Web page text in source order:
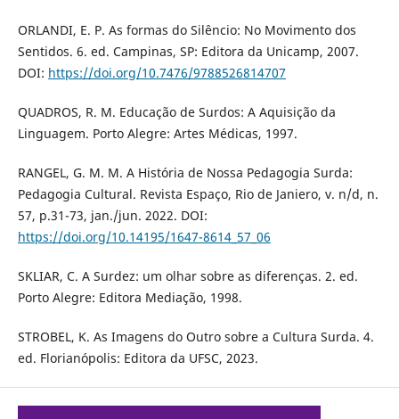
ORLANDI, E. P. As formas do Silêncio: No Movimento dos
Sentidos. 6. ed. Campinas, SP: Editora da Unicamp, 2007.
DOI: https://doi.org/10.7476/9788526814707
QUADROS, R. M. Educação de Surdos: A Aquisição da
Linguagem. Porto Alegre: Artes Médicas, 1997.
RANGEL, G. M. M. A História de Nossa Pedagogia Surda:
Pedagogia Cultural. Revista Espaço, Rio de Janiero, v. n/d, n.
57, p.31-73, jan./jun. 2022. DOI:
https://doi.org/10.14195/1647-8614_57_06
SKLIAR, C. A Surdez: um olhar sobre as diferenças. 2. ed.
Porto Alegre: Editora Mediação, 1998.
STROBEL, K. As Imagens do Outro sobre a Cultura Surda. 4.
ed. Florianópolis: Editora da UFSC, 2023.